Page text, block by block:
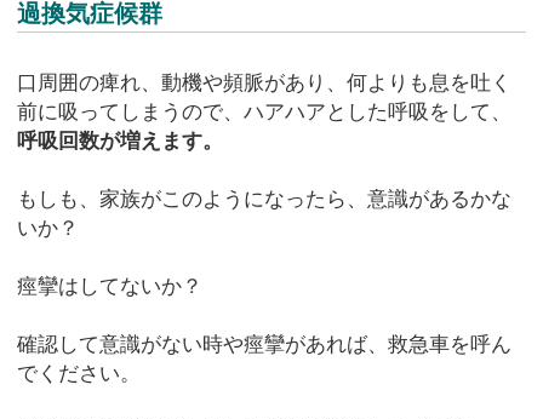
過換気症候群
口周囲の痺れ、動機や頻脈があり、何よりも息を吐く
前に吸ってしまうので、ハアハアとした呼吸をして、
呼吸回数が増えます。
もしも、家族がこのようになったら、意識があるかな
いか？
痙攣はしてないか？
確認して意識がない時や痙攣があれば、救急車を呼ん
でください。